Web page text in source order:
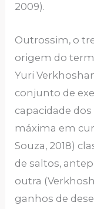
2009).
Outrossim, o
origem do
Yuri
conjunto de
capacidade
máxima em
Souza, 2018)
de saltos,
outra
ganhos de